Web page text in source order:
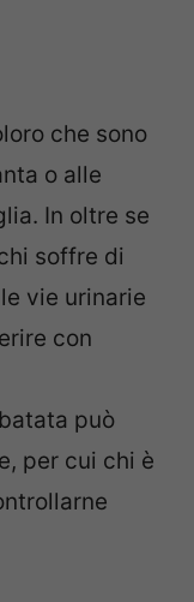
che sono
o alle
In oltre se
soffre di
vie urinarie
con
può
per cui chi è